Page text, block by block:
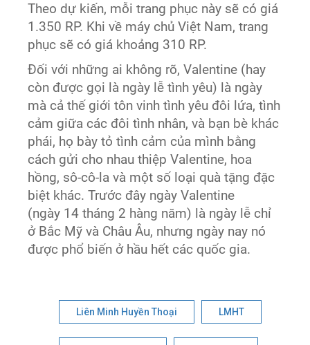
Theo dự kiến, mỗi trang phục này sẽ có giá
1.350 RP. Khi về máy chủ Việt Nam, trang
phục sẽ có giá khoảng 310 RP.
Đối với những ai không rõ, Valentine (hay
còn được gọi là ngày lễ tình yêu) là ngày
mà cả thế giới tôn vinh tình yêu đôi lứa, tình
cảm giữa các đôi tình nhân, và bạn bè khác
phái, họ bày tỏ tình cảm của mình bằng
cách gửi cho nhau thiệp Valentine, hoa
hồng, sô-cô-la và một số loại quà tặng đặc
biệt khác. Trước đây ngày Valentine
(ngày 14 tháng 2 hàng năm) là ngày lễ chỉ
ở Bắc Mỹ và Châu Âu, nhưng ngày nay nó
được phổ biến ở hầu hết các quốc gia.
Liên Minh Huyền Thoại LMHT